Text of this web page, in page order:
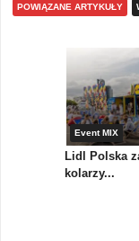
POWIĄZANE ARTYKUŁY
Event MIX
Lidl Polska
kolarzy...